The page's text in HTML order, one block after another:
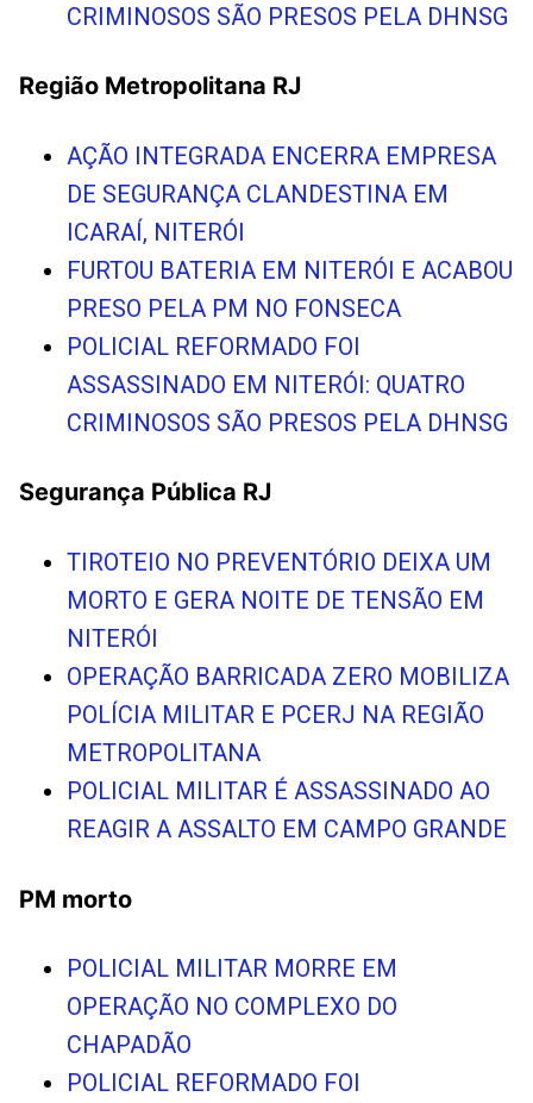
CRIMINOSOS SÃO PRESOS PELA DHNSG
Região Metropolitana RJ
AÇÃO INTEGRADA ENCERRA EMPRESA
DE SEGURANÇA CLANDESTINA EM
ICARAÍ, NITERÓI
FURTOU BATERIA EM NITERÓI E ACABOU
PRESO PELA PM NO FONSECA
POLICIAL REFORMADO FOI
ASSASSINADO EM NITERÓI: QUATRO
CRIMINOSOS SÃO PRESOS PELA DHNSG
Segurança Pública RJ
TIROTEIO NO PREVENTÓRIO DEIXA UM
MORTO E GERA NOITE DE TENSÃO EM
NITERÓI
OPERAÇÃO BARRICADA ZERO MOBILIZA
POLÍCIA MILITAR E PCERJ NA REGIÃO
METROPOLITANA
POLICIAL MILITAR É ASSASSINADO AO
REAGIR A ASSALTO EM CAMPO GRANDE
PM morto
POLICIAL MILITAR MORRE EM
OPERAÇÃO NO COMPLEXO DO
CHAPADÃO
POLICIAL REFORMADO FOI